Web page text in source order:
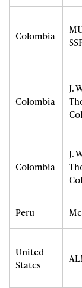
Colombia
Colombia
J.
Colombia
J.
Peru
United
States